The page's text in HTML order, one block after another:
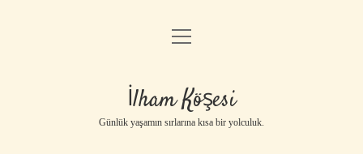
Anasayfa
Yasal Uyarı
menüyü
İlham Köşesi
Günlük yaşamın sırlarına kısa bir yolculuk.